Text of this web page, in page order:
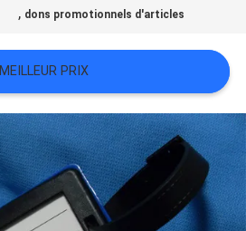
, dons promotionnels d'articles
MEILLEUR PRIX